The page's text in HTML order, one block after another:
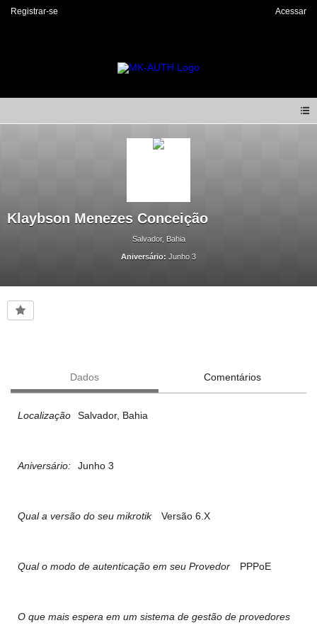
Registrar-se Acessar
Klaybson Menezes Conceição
Salvador, Bahia
Aniversário: Junho 3
Dados Comentários
Localização Salvador, Bahia
Aniversário: Junho 3
Qual a versão do seu mikrotik Versão 6.X
Qual o modo de autenticação em seu Provedor PPPoE
O que mais espera em um sistema de gestão de provedores